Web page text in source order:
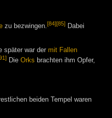
zu bezwingen.[84][85]Dabei
später war der mit Fallen
Die Orks brachten ihm Opfer,
beiden Tempel waren